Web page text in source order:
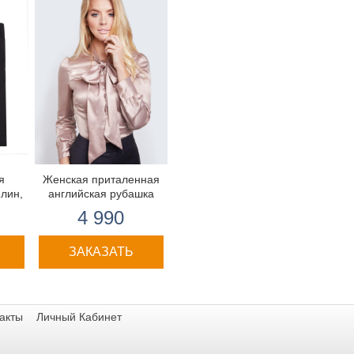
Женская приталенная
английская рубашка
4 990
ЗАКАЗАТЬ
Личный Кабинет